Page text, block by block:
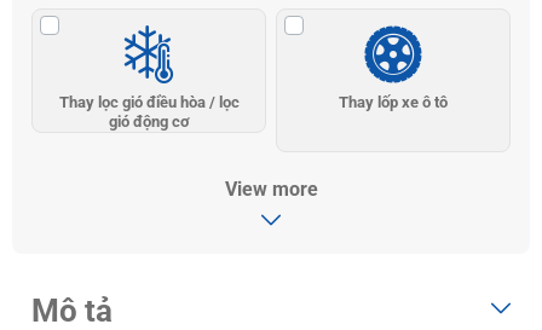
Thay lọc gió điều hòa / lọc
gió động cơ
Thay lốp xe ô tô
View more
Mô tả